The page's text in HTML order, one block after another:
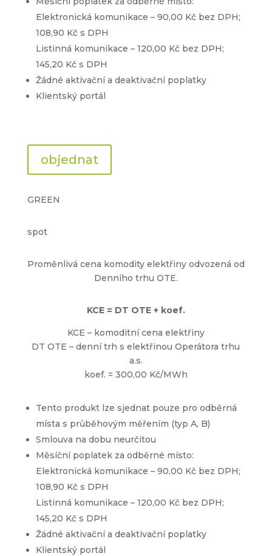
Elektronická komunikace – 90,00 Kč bez DPH;
108,90 Kč s DPH
Listinná komunikace – 120,00 Kč bez DPH;
145,20 Kč s DPH
Žádné aktivační a deaktivační poplatky
Klientský portál
objednat
GREEN
spot
Proměnlivá cena komodity elektřiny odvozená od
Denního trhu OTE.
KCE = DT OTE + koef.
KCE – komoditní cena elektřiny
DT OTE – denní trh s elektřinou Operátora trhu
a.s.
koef. = 300,00 Kč/MWh
Tento produkt lze sjednat pouze pro odběrná
místa s průběhovým měřením (typ A, B)
Smlouva na dobu neurčitou
Měsíční poplatek za odběrné místo:
Elektronická komunikace – 90,00 Kč bez DPH;
108,90 Kč s DPH
Listinná komunikace – 120,00 Kč bez DPH;
145,20 Kč s DPH
Žádné aktivační a deaktivační poplatky
Klientský portál